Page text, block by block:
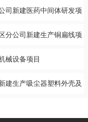
...
司新建医药中间体研发项
分公司新建生产铜扁线项
械设备项目
建生产吸尘器塑料外壳及